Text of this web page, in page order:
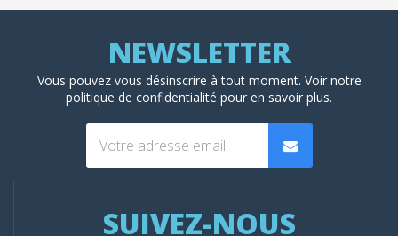
Vous pouvez vous désinscrire à tout moment. Voir notre
politique de confidentialité pour en savoir plus.
SUIVEZ-NOUS